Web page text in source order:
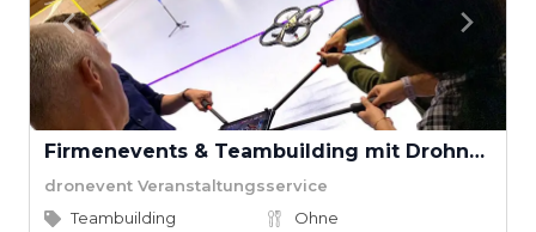
Firmenevents & Teambuilding mit Drohnen
dronevent Veranstaltungsservice
Teambuilding
Ohne